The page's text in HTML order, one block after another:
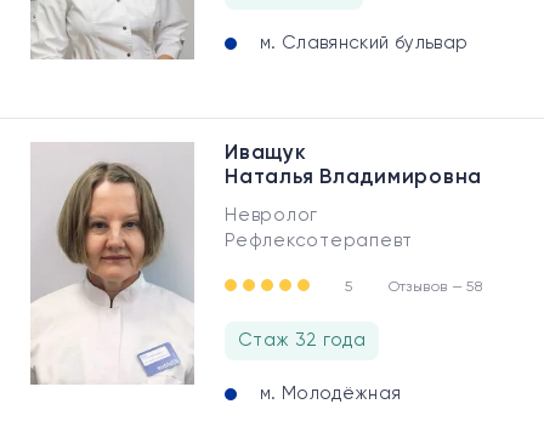
м. Славянский бульвар
Иващук
Наталья Владимировна
Невролог
Рефлексотерапевт
5 Отзывов — 58
Стаж 32 года
м. Молодёжная